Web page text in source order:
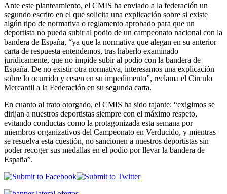
Ante este planteamiento, el CMIS ha enviado a la federación un
segundo escrito en el que solicita una explicación sobre si existe
algún tipo de normativa o reglamento aprobado para que un
deportista no pueda subir al podio de un campeonato nacional con la
bandera de España, “ya que la normativa que alegan en su anterior
carta de respuesta entendemos, tras haberlo examinado
jurídicamente, que no impide subir al podio con la bandera de
España. De no existir otra normativa, interesamos una explicación
sobre lo ocurrido y cesen en su impedimento”, reclama el Circulo
Mercantil a la Federación en su segunda carta.
En cuanto al trato otorgado, el CMIS ha sido tajante: “exigimos se
dirijan a nuestros deportistas siempre con el máximo respeto,
evitando conductas como la protagonizada esta semana por
miembros organizativos del Campeonato en Verducido, y mientras
se resuelva esta cuestión, no sancionen a nuestros deportistas sin
poder recoger sus medallas en el podio por llevar la bandera de
España”.